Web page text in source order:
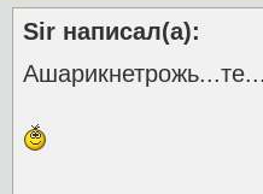
Sir написал(а):